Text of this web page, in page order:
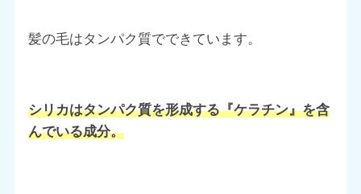
髪の毛はタンパク質でできています。
シリカはタンパク質を形成する『ケラチン』を含
んでいる成分。